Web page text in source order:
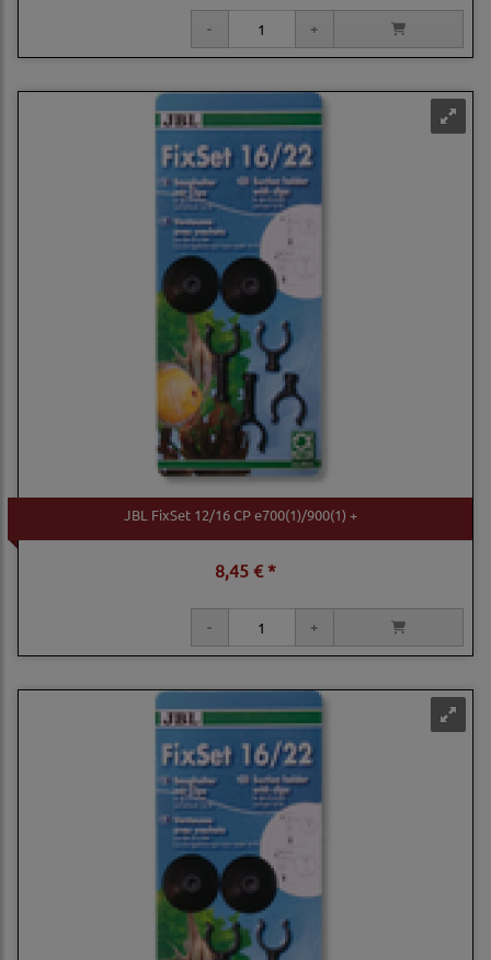
JBL FixSet 12/16 CP e700(1)/900(1) +
8,45 € *